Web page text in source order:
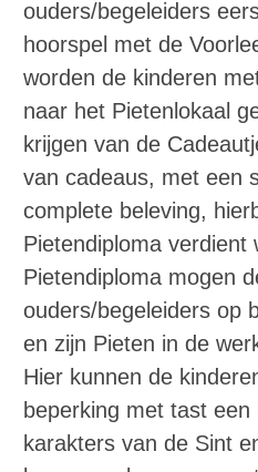
ouders/begeleiders
hoorspel met de
worden de kinderen
naar het Pietenlokaal
krijgen van de
van cadeaus, met een
complete beleving,
Pietendiploma verdient
Pietendiploma mogen
ouders/begeleiders op
en zijn Pieten in de
Hier kunnen de
beperking met tast
karakters van de Sint